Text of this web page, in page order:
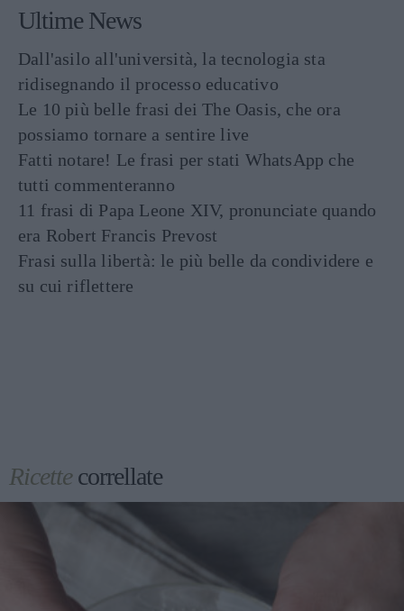
Ultime News
Dall'asilo all'università, la tecnologia sta
ridisegnando il processo educativo
Le 10 più belle frasi dei The Oasis, che ora
possiamo tornare a sentire live
Fatti notare! Le frasi per stati WhatsApp che
tutti commenteranno
11 frasi di Papa Leone XIV, pronunciate quando
era Robert Francis Prevost
Frasi sulla libertà: le più belle da condividere e
su cui riflettere
Ricettecorrellate